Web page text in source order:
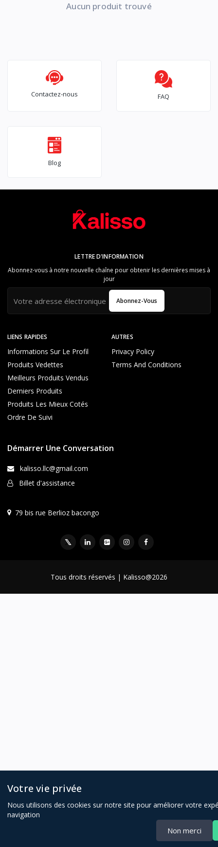
Aucun produit trouvé
Contactez-nous FAQ
Blog
LIENS RAPIDES
Informations Sur Le Profil
Produits Vedettes
Meilleurs Produits Vendus
Derniers Produits
Produits Les Mieux Cotés
Ordre De Suivi
AUTRES
Privacy Policy
Terms And Conditions
LETTRE D'INFORMATION
Abonnez-vous à notre nouvelle chaîne pour obtenir les dernières mises à
jour
Abonnez-Vous
Démarrer Une Conversation
kalisso.llc@gmail.com
Billet d'assistance
79 bis rue Berlioz bacongo
Tous droits réservés | Kalisso@2026
Votre vie privée
Nous utilisons des cookies sur notre site pour améliorer votre
navigation
Non merci